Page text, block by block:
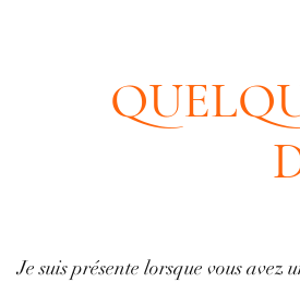
Je suis présente lorsque vous